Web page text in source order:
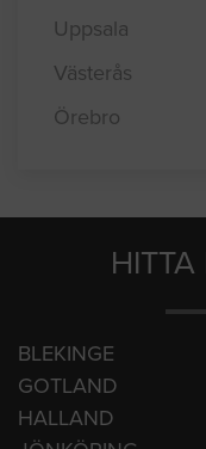
Uppsala
Västerås
Örebro
HITTA
BLEKINGE
GOTLAND
HALLAND